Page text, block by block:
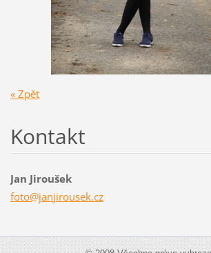
« Zpět
Kontakt
Jan Jiroušek
foto@janjirousek.cz